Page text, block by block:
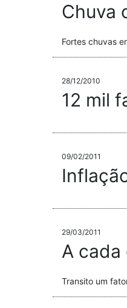
Chuva
Fortes chuvas
28/12/2010
12 mil
09/02/2011
29/03/2011
A
Transito um